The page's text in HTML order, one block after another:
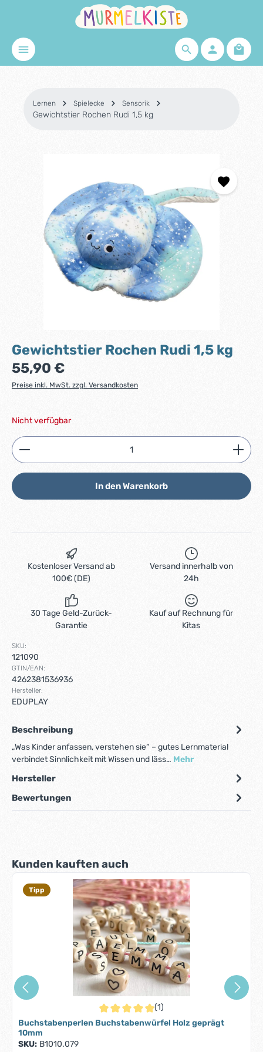
Zum Hauptinhalt springen
Lernen Spielecke Sensorik
Gewichtstier Rochen Rudi 1,5 kg
Gewichtstier Rochen Rudi 1,5 kg
Regulärer Preis:
55,90 €
Preise inkl. MwSt. zzgl. Versandkosten
Nicht verfügbar
Produkt Anzahl: Gib den gewünschten Wert ein
In den Warenkorb
Kostenloser Versand ab
100€ (DE)
Versand innerhalb von
24h
30 Tage Geld-Zurück-
Garantie
Kauf auf Rechnung für
Kitas
SKU:
121090
GTIN/EAN:
4262381536936
Hersteller:
EDUPLAY
Beschreibung
„Was Kinder anfassen, verstehen sie“ – gutes Lernmaterial
verbindet Sinnlichkeit mit Wissen und läss… Mehr
Hersteller
Bewertungen
Produktgalerie überspringen
Kunden kauften auch
Tipp
Durchschnittliche Bewertung von 5 von 5
(1)
Buchstabenperlen Buchstabenwürfel Holz geprägt
10mm
SKU: B1010.079